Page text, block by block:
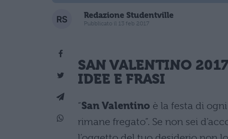
Redazione Studentville
Pubblicato il 13 feb 2017
SAN VALENTINO
IDEE E FRASI
“San Valentino è la festa di
rimane fregato”. Se non sei